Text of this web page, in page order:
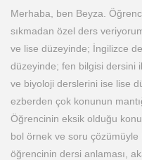
Merhaba, ben Beyza.
sıkmadan özel ders
ve lise düzeyinde; İngilizce
düzeyinde; fen bilgisi dersini
ve biyoloji derslerini ise lise
ezberden çok konunun
Öğrencinin eksik olduğu
bol örnek ve soru çözümüyle
öğrencinin dersi anlaması,